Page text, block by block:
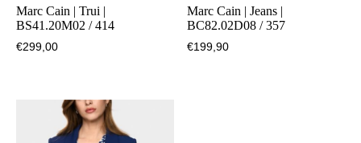
Marc Cain | Trui |
BS41.20M02 / 414
€299,00
Marc Cain | Jeans |
BC82.02D08 / 357
€199,90